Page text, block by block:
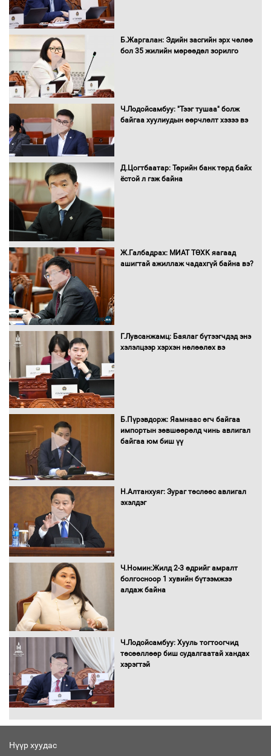
эрэгтэйчүүдийн волейболын тэмцээнд
оролцож байгаа баг тамирчдад
Автобензин, дизель түлшний онцгой
Нөөцийн махны худалдаа,
Монгол Улс “COP17”-д “Тал хээрийн
төлөвлөгөө”-гөө танилцуулна
худалдан авах журмыг баталлаа
шилжиж, найр наадам, зөвлөгөөн,
гадаад томилолтыг хориглолоо
Б.Жаргалан: Эдийн засгийн эрх чөлөө
бол 35 жилийн мөрөөдөл зорилго
Ч.Лодойсамбуу: "Тээг тушаа" болж
байгаа хуулиудын өөрчлөлт хэзээ вэ
Д.Цогтбаатар: Төрийн банк төрд байх
ёстой л гэж байна
Ж.Галбадрах: МИАТ ТӨХК яагаад
ашигтай ажиллаж чадахгүй байна вэ?
Г.Лувсанжамц: Баялаг бүтээгчдэд энэ
хэлэлцээр хэрхэн нөлөөлөх вэ
Б.Пүрэвдорж: Яамнаас өгч байгаа
импортын зөвшөөрөлд чинь авлигал
байгаа юм биш үү
Н.Алтанхуяг: Зураг төслөөс авлигал
эхэлдэг
Ч.Номин:Жилд 2-3 өдрийг амралт
болгосноор 1 хувийн бүтээмжээ
алдаж байна
Ч.Лодойсамбуу: Хууль тогтоогчид
төсөөллөөр биш судалгаатай хандах
хэрэгтэй
Нүүр хуудас